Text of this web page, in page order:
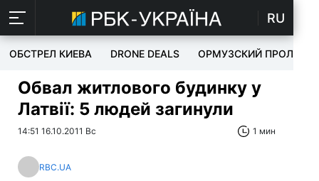
RU
ОБСТРЕЛ КИЕВА DRONE DEALS ОРМУЗСКИЙ ПРОЛИВ
Обвал житлового будинку у
Латвії: 5 людей загинули
14:51 16.10.2011 Вс 1 мин
RBC.UA